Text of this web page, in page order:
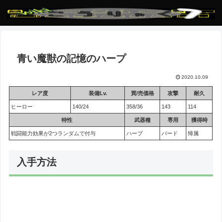
青い魔獣の記憶のハープ
2020.10.09
レア度 装備Lv. 買/売価格 攻撃 耐久
ヒーロー 140/24 358/36 143 114
特性 武器種 専用 獲得時
戦闘能力効果が2つランダムで付与 ハープ バード 帰属
入手方法